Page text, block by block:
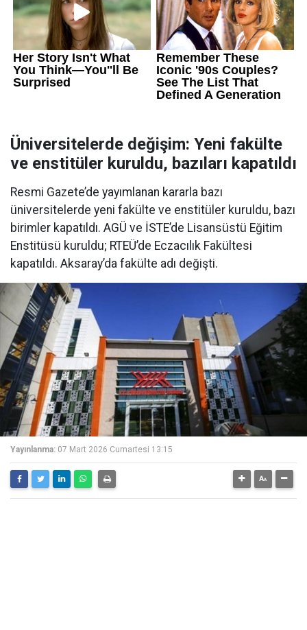
Üniversitelerde değişim: Yeni fakülte
ve enstitüler kuruldu, bazıları kapatıldı
Resmi Gazete’de yayımlanan kararla bazı
üniversitelerde yeni fakülte ve enstitüler kuruldu, bazı
birimler kapatıldı. AGÜ ve İSTE’de Lisansüstü Eğitim
Enstitüsü kuruldu; RTEÜ’de Eczacılık Fakültesi
kapatıldı. Aksaray’da fakülte adı değişti.
Yayınlanma: 07 Mart 2026 Cumartesi 13:15